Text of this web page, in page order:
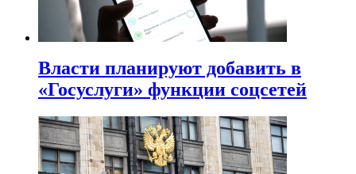
Власти планируют добавить в
«Госуслуги» функции соцсетей